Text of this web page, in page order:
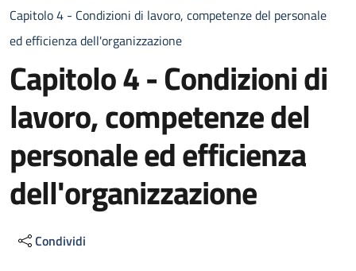
Capitolo 4 - Condizioni di lavoro, competenze del personale
ed efficienza dell'organizzazione
Capitolo 4 - Condizioni di
lavoro, competenze del
personale ed efficienza
dell'organizzazione
Condividi